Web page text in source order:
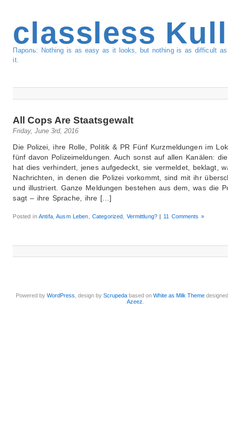
classless
Пароль: Nothing is as easy as it looks, but nothing is as difficult
it.
All Cops Are Staatsgewalt
Friday, June 3rd, 2016
Die Polizei, ihre Rolle, Politik & PR Fünf Kurzmeldungen im
fünf davon Polizeimeldungen. Auch sonst auf allen Kanälen:
hat dies verhindert, jenes aufgedeckt, sie vermeldet, beklagt,
Nachrichten, in denen die Polizei vorkommt, sind mit ihr
und illustriert. Ganze Meldungen bestehen aus dem, was die
sagt – ihre Sprache, ihre […]
Posted inAntifa,Ausm Leben ,Categorized Vermittlung? | 11 Comments »
Powered byWordPress , design byScrupeda based onWhite as Milk Theme
Azeez